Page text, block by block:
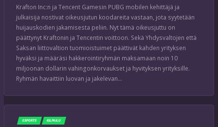
Krafton Inc:n ja Tencent Gamesin PUBG mobilen kehittäjä ja
julkaisija nostivat oikeusjutun koodareita vastaan, jota syytetään
huijauskodien jakamisesta peliin. Nyt tämä oikeusjuttu on
päättynyt Kraftonin ja Tencentin voittoon. Sekä Yhdysvaltojen että
Saksan liittovaltion tuomioistuimet päättivät kahden yrityksen
hyväksi ja määräsi hakkerointiryhmän maksamaan noin 10
miljoonan dollarin vahingonkorvaukset ja hyvityksen yrityksille.
Ryhmän havaittiin luovan ja jakelevan…
ESPORTS KILPAILU